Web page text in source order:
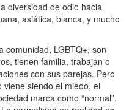
diversidad de odio hacia
asiática, blanca, y mucho
LGBTQ+, son
tienen familia, trabajan o
con sus parejas. Pero
siendo el miedo, el
marca como “normal”.